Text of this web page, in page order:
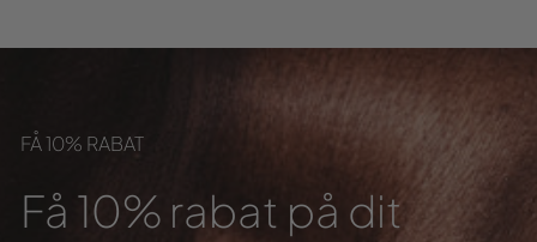
FÅ 10% RABAT
Få 10% rabat på dit